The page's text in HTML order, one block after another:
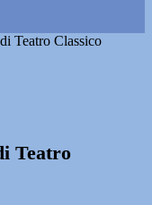
Teatro Classico
Teatro